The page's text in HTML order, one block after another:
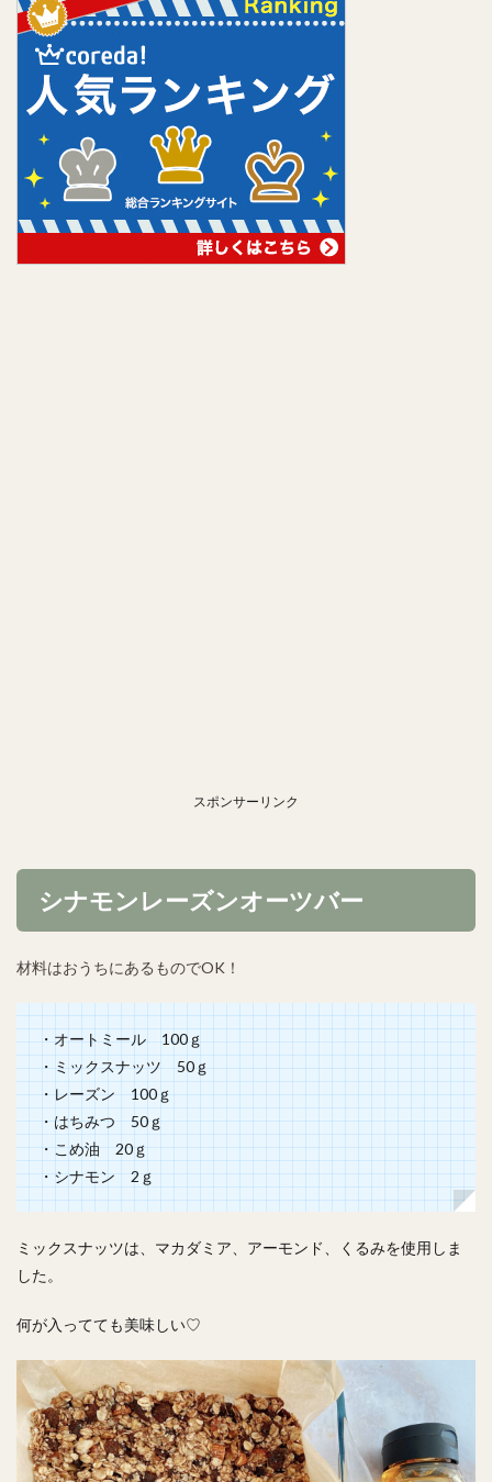
スポンサーリンク
シナモンレーズンオーツバー
材料はおうちにあるものでOK！
・オートミール 100ｇ
・ミックスナッツ 50ｇ
・レーズン 100ｇ
・はちみつ 50ｇ
・こめ油 20ｇ
・シナモン 2ｇ
ミックスナッツは、マカダミア、アーモンド、くるみを使用しま
した。
何が入ってても美味しい♡